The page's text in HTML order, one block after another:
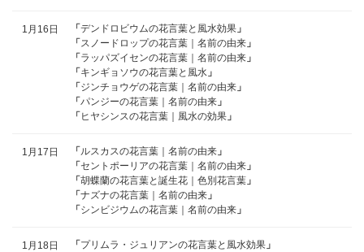
1月16日 「デンドロビウムの花言葉と風水効果 」
「スノードロップの花言葉｜名前の由来 」
「ラッパズイセンの花言葉｜名前の由来 」
「キンギョソウの花言葉と風水 」
「ジンチョウゲの花言葉｜名前の由来 」
「パンジーの花言葉｜名前の由来 」
「ヒヤシンスの花言葉｜風水の効果 」
1月17日 「ルスカスの花言葉｜名前の由来 」
「セントポーリアの花言葉｜名前の由来 」
「胡蝶蘭の花言葉と誕生花｜色別花言葉 」
「ナズナの花言葉｜名前の由来 」
「シンビジウムの花言葉｜名前の由来 」
1月18日 「プリムラ・ジュリアンの花言葉と風水効果 」